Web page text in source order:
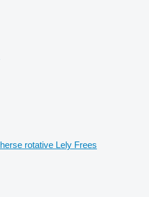
herse rotative Lely Frees